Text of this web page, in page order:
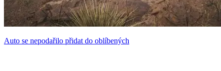
Auto se nepodařilo přidat do oblíbených